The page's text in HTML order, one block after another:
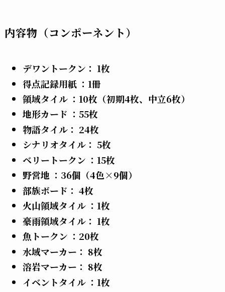
内容物（コンポーネント）
デワントークン： 1枚
得点記録用紙 ：1冊
領域タイル ：10枚（初期4枚、中立6枚）
地形カード ：55枚
物語タイル： 24枚
シナリオタイル： 5枚
ベリートークン ：15枚
野営地 ：36個（4色×9個）
部族ボード： 4枚
火山領域タイル ：1枚
豪雨領域タイル： 1枚
魚トークン ：20枚
水域マーカー： 8枚
溶岩マーカー： 8枚
イベントタイル ：1枚